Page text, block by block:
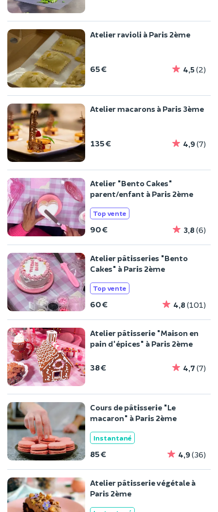
Atelier ravioli à Paris 2ème
65 € 4,5(2)
Atelier macarons à Paris 3ème
135 € 4,9(7)
Atelier "Bento Cakes"
parent/enfant à Paris 2ème
Top vente
90 € 3,8 (6)
Atelier pâtisseries "Bento
Cakes" à Paris 2ème
Top vente
60 € 4,8 (101)
Atelier pâtisserie "Maison en
pain d'épices" à Paris 2ème
38 € 4,7 (7)
Cours de pâtisserie "Le
macaron" à Paris 2ème
Instantané
85 € 4,9(36)
Atelier pâtisserie végétale à
Paris 2ème